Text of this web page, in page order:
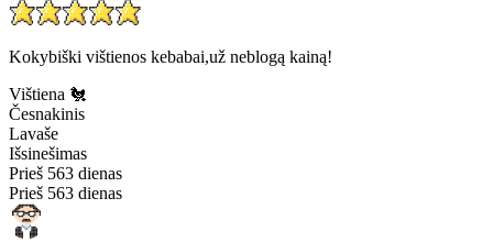
Kokybiški vištienos kebabai,už neblogą kainą!
Vištiena 🐔
Česnakinis
Lavaše
Išsinešimas
Prieš 563 dienas
Prieš 563 dienas